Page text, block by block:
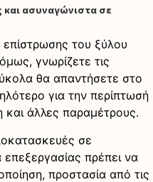
και ασυναγώνιστα σε
του ξύλου
γνωρίζετε τις
θα απαντήσετε στο
για την περίπτωσή
και άλλες παραμέτρους.
σε
πρέπει να
προστασία από τις